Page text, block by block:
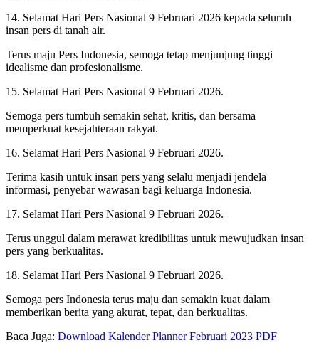
14. Selamat Hari Pers Nasional 9 Februari 2026 kepada seluruh
insan pers di tanah air.
Terus maju Pers Indonesia, semoga tetap menjunjung tinggi
idealisme dan profesionalisme.
15. Selamat Hari Pers Nasional 9 Februari 2026.
Semoga pers tumbuh semakin sehat, kritis, dan bersama
memperkuat kesejahteraan rakyat.
16. Selamat Hari Pers Nasional 9 Februari 2026.
Terima kasih untuk insan pers yang selalu menjadi jendela
informasi, penyebar wawasan bagi keluarga Indonesia.
17. Selamat Hari Pers Nasional 9 Februari 2026.
Terus unggul dalam merawat kredibilitas untuk mewujudkan insan
pers yang berkualitas.
18. Selamat Hari Pers Nasional 9 Februari 2026.
Semoga pers Indonesia terus maju dan semakin kuat dalam
memberikan berita yang akurat, tepat, dan berkualitas.
Baca Juga: Download Kalender Planner Februari 2023 PDF